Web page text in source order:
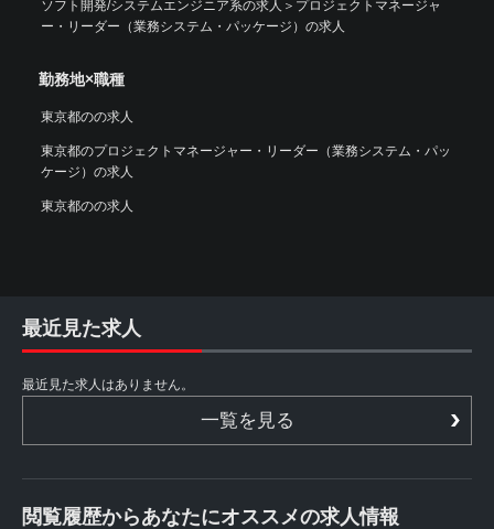
ソフト開発/システムエンジニア系の求人 ＞ プロジェクトマネージャ
ー・リーダー（業務システム・パッケージ）の求人
勤務地×職種
東京都のの求人
東京都のプロジェクトマネージャー・リーダー（業務システム・パッ
ケージ）の求人
東京都のの求人
最近見た求人
最近見た求人はありません。
一覧を見る
閲覧履歴からあなたにオススメの求人情報